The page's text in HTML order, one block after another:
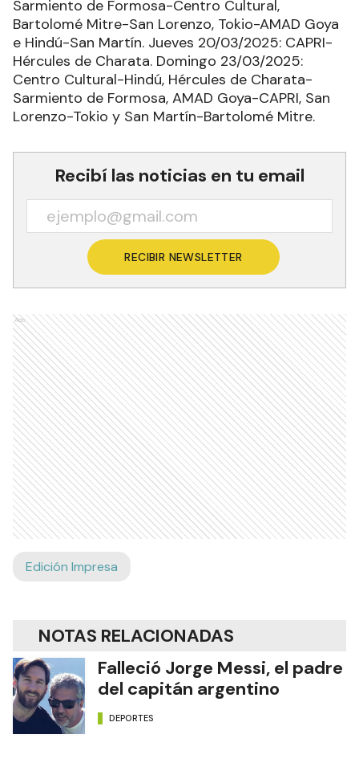
Sarmiento de Formosa-Centro Cultural,
Bartolomé Mitre-San Lorenzo, Tokio-AMAD Goya
e Hindú-San Martín. Jueves 20/03/2025: CAPRI-
Hércules de Charata. Domingo 23/03/2025:
Centro Cultural-Hindú, Hércules de Charata-
Sarmiento de Formosa, AMAD Goya-CAPRI, San
Lorenzo-Tokio y San Martín-Bartolomé Mitre.
Recibí las noticias en tu email
RECIBIR NEWSLETTER
Ads
Edición Impresa
NOTAS RELACIONADAS
Falleció Jorge Messi, el padre
del capitán argentino
DEPORTES